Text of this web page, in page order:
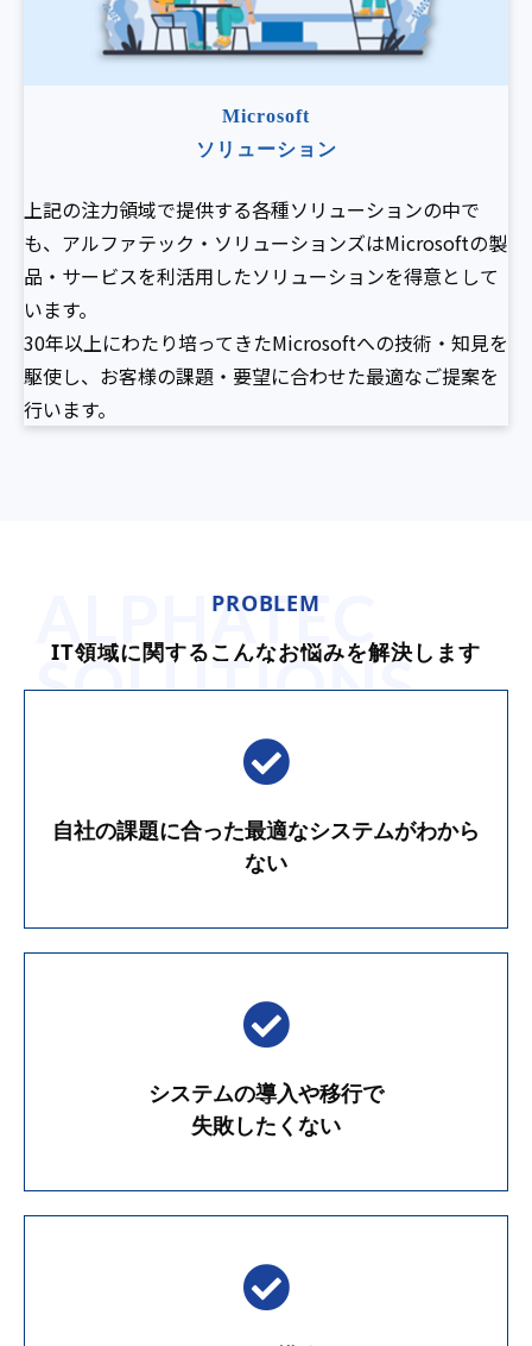
Microsoft
ソリューション
上記の注力領域で提供する各種ソリューションの中で
も、アルファテック・ソリューションズはMicrosoftの製
品・サービスを利活用したソリューションを得意として
います。
30年以上にわたり培ってきたMicrosoftへの技術・知見を
駆使し、お客様の課題・要望に合わせた最適なご提案を
行います。
ALPHATEC
SOLUTIONS
PROBLEM
IT領域に関するこんなお悩みを解決します
自社の課題に合った最適なシステムがわから
ない
システムの導入や移行で
失敗したくない